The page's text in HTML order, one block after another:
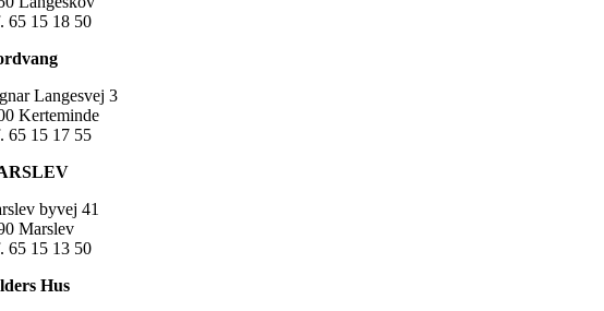
65 15 18 50
Langesvej 3
Kerteminde
65 15 17 55
byvej 41
Marslev
65 15 13 50
Hus